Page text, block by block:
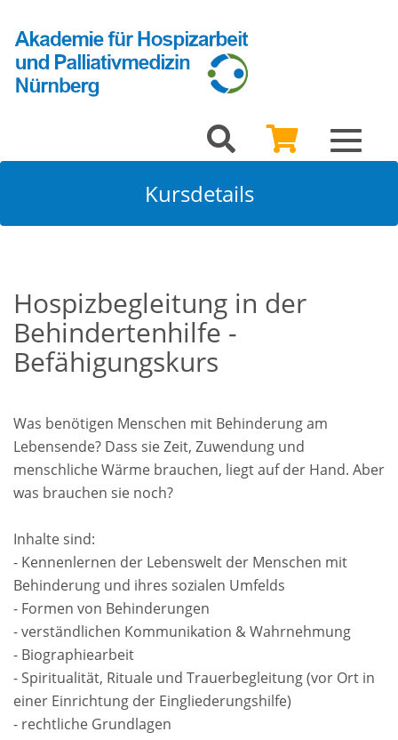
Toggle
Kursdetails
Hospizbegleitung in der
Behindertenhilfe -
Befähigungskurs
Was benötigen Menschen mit Behinderung am
Lebensende? Dass sie Zeit, Zuwendung und
menschliche Wärme brauchen, liegt auf der Hand. Aber
was brauchen sie noch?
Inhalte sind:
- Kennenlernen der Lebenswelt der Menschen mit
Behinderung und ihres sozialen Umfelds
- Formen von Behinderungen
- verständlichen Kommunikation & Wahrnehmung
- Biographiearbeit
- Spiritualität, Rituale und Trauerbegleitung (vor Ort in
einer Einrichtung der Eingliederungshilfe)
- rechtliche Grundlagen